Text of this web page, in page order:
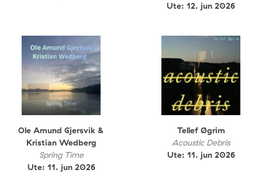
Ute: 12. jun 2026
Ole Amund Gjersvik &
Kristian Wedberg
Spring Time
Ute: 11. jun 2026
Tellef Øgrim
Acoustic Debris
Ute: 11. jun 2026